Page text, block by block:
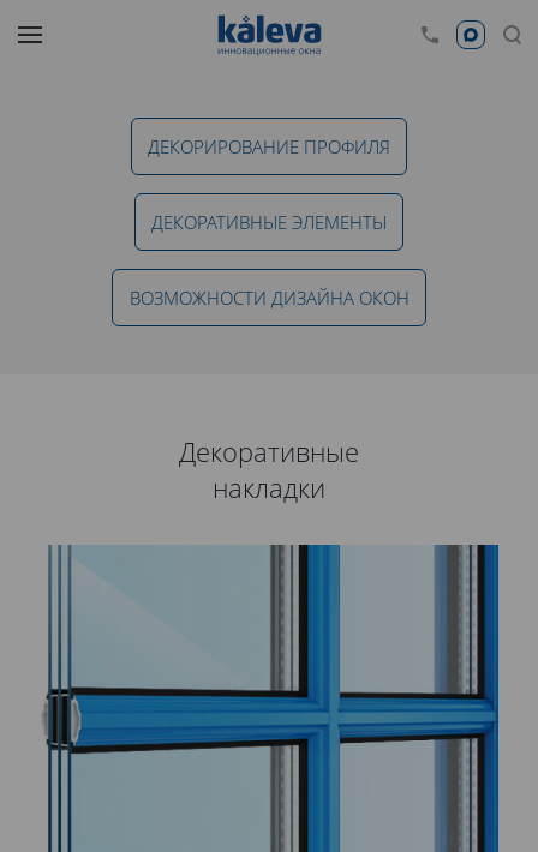
ДЕКОРИРОВАНИЕ ПРОФИЛЯ
ДЕКОРАТИВНЫЕ ЭЛЕМЕНТЫ
ВОЗМОЖНОСТИ ДИЗАЙНА ОКОН
Декоративные
накладки